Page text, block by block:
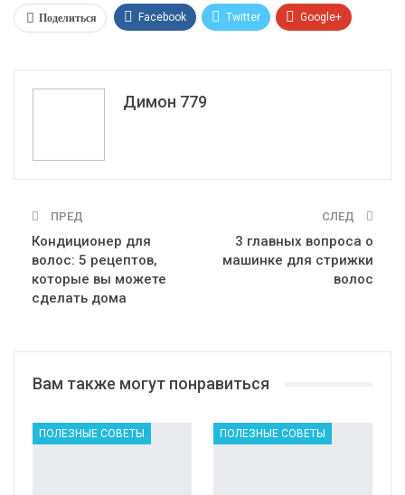
Поделиться Facebook Twitter Google+
Эл. адрес
Димон 779
ПРЕД
Кондиционер для
волос: 5 рецептов,
которые вы можете
сделать дома
СЛЕД
3 главных вопроса о
машинке для стрижки
волос
Вам также могут понравиться
ПОЛЕЗНЫЕ СОВЕТЫ ПОЛЕЗНЫЕ СОВЕТЫ